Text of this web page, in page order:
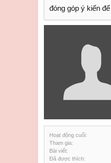
đóng góp ý kiến
Hoạt động cuối:
Tham gia:
Bài viết:
Đã được thích: